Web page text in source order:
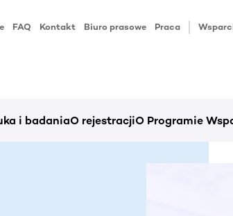
FAQ Kontakt Biuro prasowe Praca
i badaniaO rejestracjiO Programie